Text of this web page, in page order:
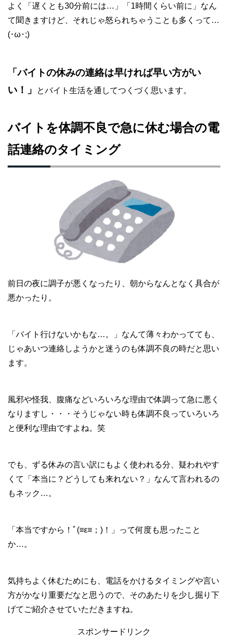
よく「遅くとも30分前には…」「1時間くらい前に」なん
て聞きますけど、それじゃ怒られちゃうことも多くって…
(･ω･;)
「バイトの休みの連絡は早ければ早い方がい
い！」
とバイト生活を通してつくづく思います。
バイトを体調不良で急に休む場合の電
話連絡のタイミング
前日の夜に調子が悪くなったり、朝からなんとなく具合が
悪かったり。
「バイト行けないかもな…。」なんて薄々わかってても、
じゃあいつ連絡しようかと迷うのも体調不良の時だと思い
ます。
風邪や怪我、腹痛などいろいろな理由で体調って急に悪く
なりますし・・・そうじゃない時も体調不良っていろいろ
と便利な理由ですよね。笑
でも、ずる休みの言い訳にもよく使われる分、疑われやす
くて「本当に？どうしても来れない？」なんて言われるの
もネック…。
「本当ですから！ﾟ(≡ε≡；)！」って何度も思ったこと
か…。
気持ちよく休むためにも、電話をかけるタイミングや言い
方がかなり重要だなと思うので、そのあたりを少し掘り下
げてご紹介させていただきますね。
スポンサードリンク